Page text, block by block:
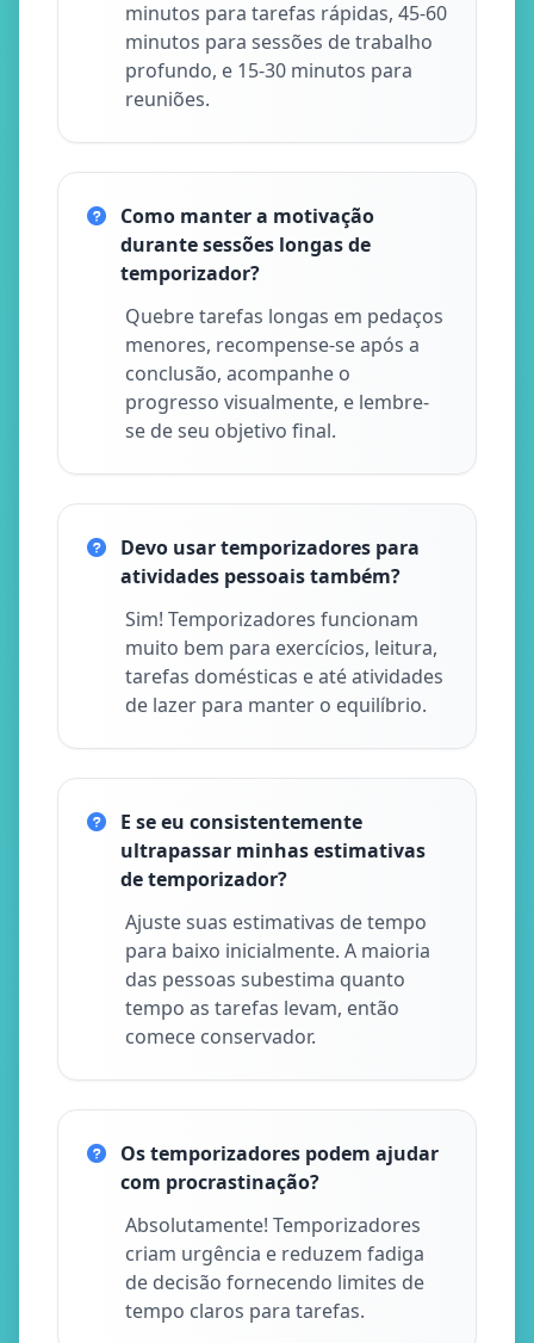
minutos para tarefas rápidas, 45-60
minutos para sessões de trabalho
profundo, e 15-30 minutos para
reuniões.
Como manter a motivação
durante sessões longas de
temporizador?
Quebre tarefas longas em pedaços
menores, recompense-se após a
conclusão, acompanhe o
progresso visualmente, e lembre-
se de seu objetivo final.
Devo usar temporizadores para
atividades pessoais também?
Sim! Temporizadores funcionam
muito bem para exercícios, leitura,
tarefas domésticas e até atividades
de lazer para manter o equilíbrio.
E se eu consistentemente
ultrapassar minhas estimativas
de temporizador?
Ajuste suas estimativas de tempo
para baixo inicialmente. A maioria
das pessoas subestima quanto
tempo as tarefas levam, então
comece conservador.
Os temporizadores podem ajudar
com procrastinação?
Absolutamente! Temporizadores
criam urgência e reduzem fadiga
de decisão fornecendo limites de
tempo claros para tarefas.